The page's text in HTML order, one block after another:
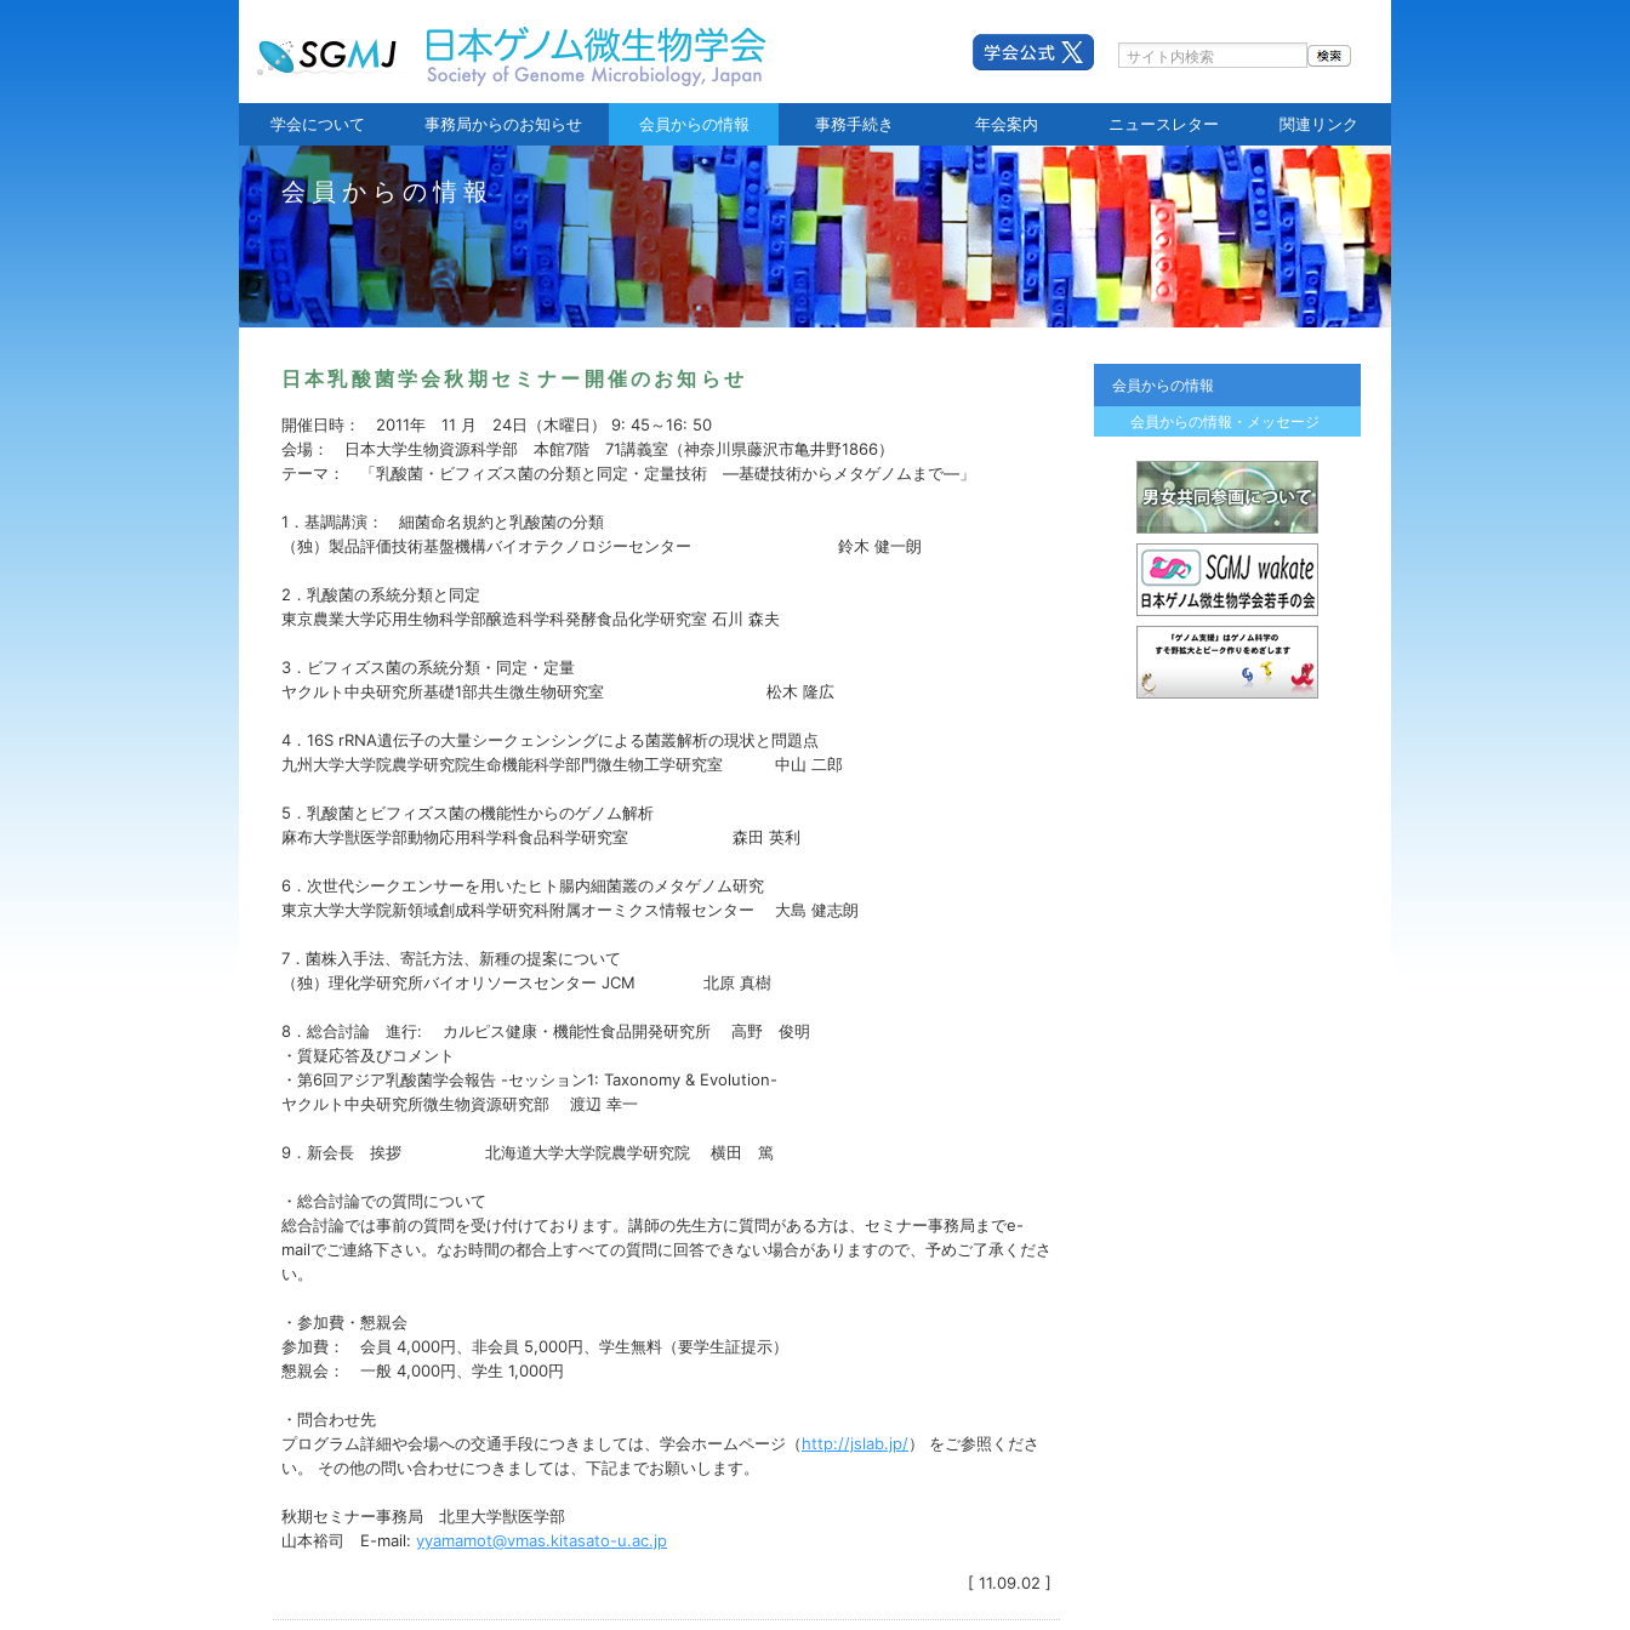
学会について 事務局からのお知らせ 会員からの情報 事務手続き 年会案内 ニュースレター 関連リンク
会員からの情報
会員からの情報
会員からの情報・メッセージ
日本乳酸菌学会秋期セミナー開催のお知らせ
開催日時： 2011年 11 月 24日（木曜日） 9: 45～16: 50
会場： 日本大学生物資源科学部 本館7階 71講義室（神奈川県藤沢市亀井野1866）
テーマ： 「乳酸菌・ビフィズス菌の分類と同定・定量技術 ―基礎技術からメタゲノムまで―」
1．基調講演： 細菌命名規約と乳酸菌の分類
（独）製品評価技術基盤機構バイオテクノロジーセンター 鈴木 健一朗
2．乳酸菌の系統分類と同定
東京農業大学応用生物科学部醸造科学科発酵食品化学研究室 石川 森夫
3．ビフィズス菌の系統分類・同定・定量
ヤクルト中央研究所基礎1部共生微生物研究室 松木 隆広
4．16S rRNA遺伝子の大量シークェンシングによる菌叢解析の現状と問題点
九州大学大学院農学研究院生命機能科学部門微生物工学研究室 中山 二郎
5．乳酸菌とビフィズス菌の機能性からのゲノム解析
麻布大学獣医学部動物応用科学科食品科学研究室 森田 英利
6．次世代シークエンサーを用いたヒト腸内細菌叢のメタゲノム研究
東京大学大学院新領域創成科学研究科附属オーミクス情報センター 大島 健志朗
7．菌株入手法、寄託方法、新種の提案について
（独）理化学研究所バイオリソースセンター JCM 北原 真樹
8．総合討論 進行: カルピス健康・機能性食品開発研究所 高野 俊明
・質疑応答及びコメント
・第6回アジア乳酸菌学会報告 -セッション1: Taxonomy & Evolution-
ヤクルト中央研究所微生物資源研究部 渡辺 幸一
9．新会長 挨拶 北海道大学大学院農学研究院 横田 篤
・総合討論での質問について
総合討論では事前の質問を受け付けております。講師の先生方に質問がある方は、セミナー事務局までe-
mailでご連絡下さい。なお時間の都合上すべての質問に回答できない場合がありますので、予めご了承くださ
い。
・参加費・懇親会
参加費： 会員 4,000円、非会員 5,000円、学生無料（要学生証提示）
懇親会： 一般 4,000円、学生 1,000円
・問合わせ先
プログラム詳細や会場への交通手段につきましては、学会ホームページ（http://jslab.jp/） をご参照くださ
い。 その他の問い合わせにつきましては、下記までお願いします。
秋期セミナー事務局 北里大学獣医学部
山本裕司 E-mail: yyamamot@vmas.kitasato-u.ac.jp
[ 11.09.02 ]